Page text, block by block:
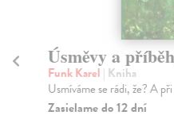
Úsměvy a
Funk Karel | Kniha
Usmíváme se rádi, že? A
Zasielame do 12 dní